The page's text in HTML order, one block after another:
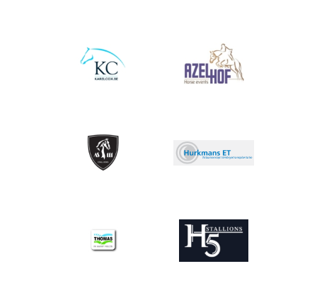
Afbeelding Afbeelding
Afbeelding
Afbeelding
Afbeelding